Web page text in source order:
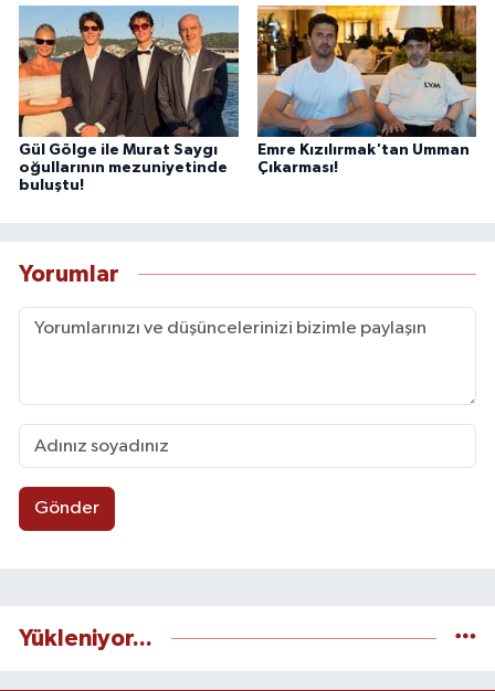
Gül Gölge ile Murat Saygı
oğullarının mezuniyetinde
buluştu!
Emre Kızılırmak'tan Umman
Çıkarması!
Yorumlar
Gönder
Yükleniyor...